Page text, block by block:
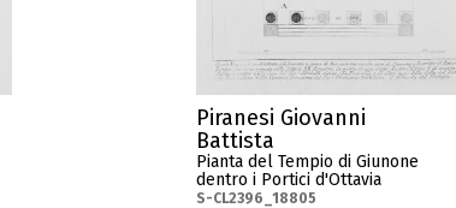
Piranesi Giovanni
Battista
Pianta del Tempio di Giunone
dentro i Portici d'Ottavia
S-CL2396_18805